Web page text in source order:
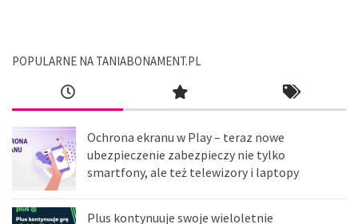
POPULARNE NA TANIABONAMENT.PL
Ochrona ekranu w Play – teraz nowe
ubezpieczenie zabezpieczy nie tylko
smartfony, ale też telewizory i laptopy
Plus kontynuuje swoje wieloletnie